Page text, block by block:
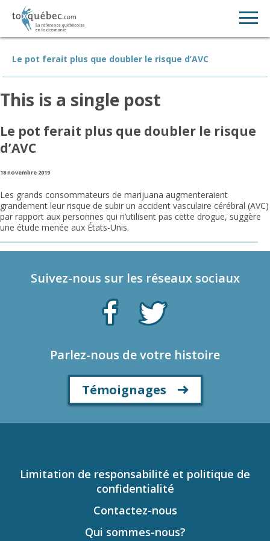
Le pot ferait plus que doubler le risque d’AVC
This is a single post
Le pot ferait plus que doubler le risque
d’AVC
18 novembre 2019
Les grands consommateurs de marijuana augmenteraient
grandement leur risque de subir un accident vasculaire cérébral (AVC)
par rapport aux personnes qui n’utilisent pas cette drogue, suggère
une étude menée aux États-Unis.
Suivez-nous sur les réseaux sociaux
Parlez-nous de votre histoire
Témoignages
Limitation de responsabilité et politique de
confidentialité
Contactez-nous
Qui sommes-nous?